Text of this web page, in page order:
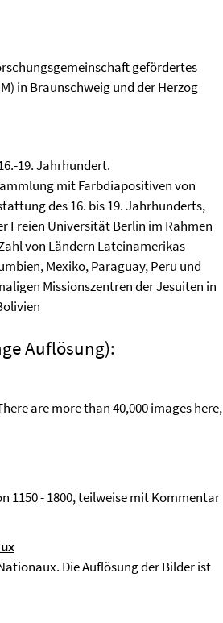
gefördertes
in Braunschweig und der Herzog
19. Jahrhundert.
mit Farbdiapositiven von
des 16. bis 19. Jahrhunderts,
Freien Universität Berlin im Rahmen
von Ländern Lateinamerikas
Mexiko, Paraguay, Peru und
Missionszentren der Jesuiten in
Auflösung):
are more than 40,000 images here,
1150 - 1800, teilweise mit Kommentar
Die Auflösung der Bilder ist